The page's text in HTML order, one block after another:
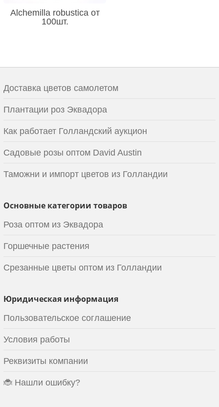
Alchemilla robustica от
100шт.
Доставка цветов самолетом
Плантации роз Эквадора
Как работает Голландский аукцион
Садовые розы оптом David Austin
Таможни и импорт цветов из Голландии
Основные категории товаров
Роза оптом из Эквадора
Горшечные растения
Срезанные цветы оптом из Голландии
Юридическая информация
Пользовательское соглашение
Условия работы
Реквизиты компании
🐞 Нашли ошибку?